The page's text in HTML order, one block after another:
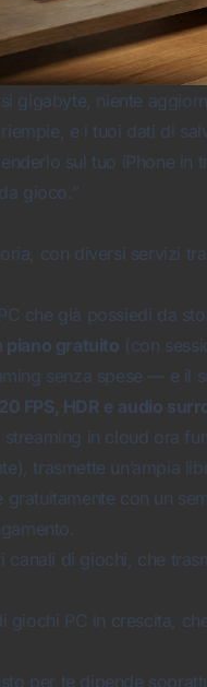
gigabyte, niente
e i tuoi dati di
sul tuo iPhone in
gioco.”
con diversi servizi
che già possiedi da
piano gratuito (con
senza spese — e il
FPS, HDR e audio
streaming in cloud ora
trasmette un’ampia
gratuitamente con un
di giochi, che
PC in crescita,
per te dipende